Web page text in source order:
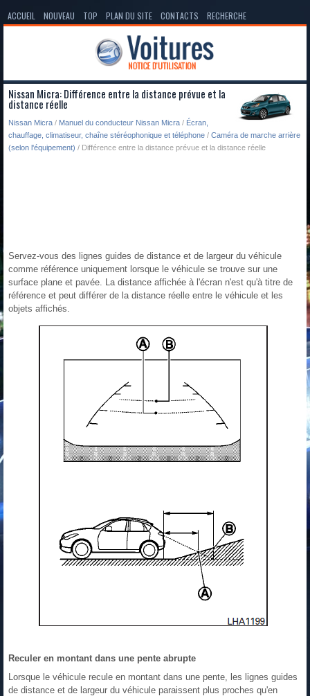
ACCUEIL NOUVEAU TOP PLAN DU SITE CONTACTS RECHERCHE
Nissan Micra: Différence entre la distance prévue et la
distance réelle
Nissan Micra / Manuel du conducteur Nissan Micra / Écran,
chauffage, climatiseur, chaîne stéréophonique et téléphone / Caméra de marche arrière
(selon l'équipement) / Différence entre la distance prévue et la distance réelle
Servez-vous des lignes guides de distance et de largeur du véhicule
comme référence uniquement lorsque le véhicule se trouve sur une
surface plane et pavée. La distance affichée à l'écran n'est qu'à titre de
référence et peut différer de la distance réelle entre le véhicule et les
objets affichés.
Reculer en montant dans une pente abrupte
Lorsque le véhicule recule en montant dans une pente, les lignes guides
de distance et de largeur du véhicule paraissent plus proches qu'en